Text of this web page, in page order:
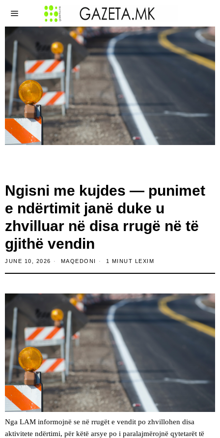
Ngisni me kujdes — punimet
e ndërtimit janë duke u
zhvilluar në disa rrugë në të
gjithë vendin
JUNE 10, 2026 MAQEDONI 1 MINUT LEXIM
Nga LAM informojnë se në rrugët e vendit po zhvillohen disa
aktivitete ndërtimi, për këtë arsye po i paralajmërojnë qytetarët të